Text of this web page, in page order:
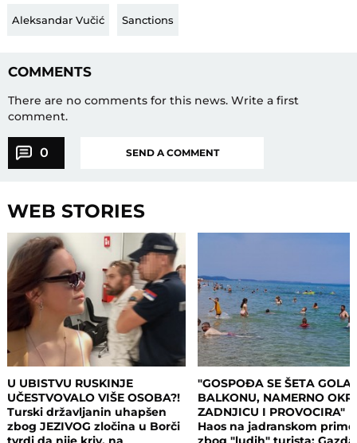
Aleksandar Vučić Sanctions
COMMENTS
There are no comments for this news. Write a first
comment.
0 SEND A COMMENT
WEB STORIES
U UBISTVU RUSKINJE
UČESTVOVALO VIŠE OSOBA?!
Turski državljanin uhapšen
zbog JEZIVOG zločina u Borči
"GOSPOĐA SE ŠETA GOLA
BALKONU, NAMERNO
ZADNJICU I PROVOCIRA"
Haos na jadranskom